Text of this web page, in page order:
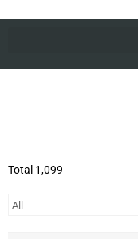
Total 1,099